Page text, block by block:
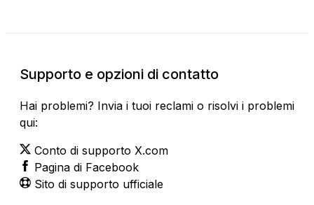
Supporto e opzioni di contatto
Hai problemi? Invia i tuoi reclami o risolvi i problemi
qui:
Conto di supporto X.com
Pagina di Facebook
Sito di supporto ufficiale